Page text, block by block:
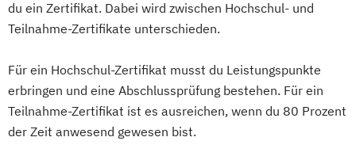
Medienökonom (FH)
Online-Marketing & Marketingmanagement
(dual)
Personalmanagement
Digitalisierung in Gastronomie und
Hotellerie
Eventmanagement (IHK) F&B Manager:in
Fachwirt:in im Gastgewerbe (IHK)
du ein Zertifikat. Dabei wird zwischen Hochschul- und
Teilnahme-Zertifikate unterschieden.
Für ein Hochschul-Zertifikat musst du Leistungspunkte
erbringen und eine Abschlussprüfung bestehen. Für ein
Teilnahme-Zertifikat ist es ausreichen, wenn du 80 Prozent
der Zeit anwesend gewesen bist.